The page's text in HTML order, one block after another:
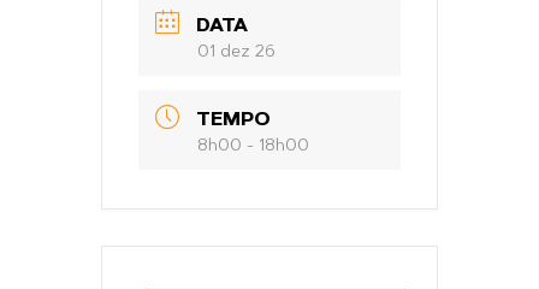
DATA
01 dez 26
TEMPO
8h00 - 18h00